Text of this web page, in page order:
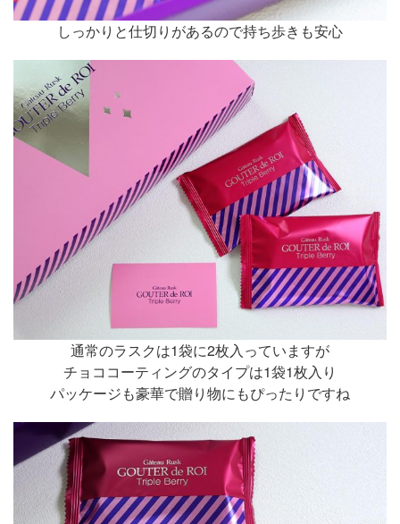
しっかりと仕切りがあるので持ち歩きも安心
通常のラスクは1袋に2枚入っていますが
チョココーティングのタイプは1袋1枚入り
パッケージも豪華で贈り物にもぴったりですね